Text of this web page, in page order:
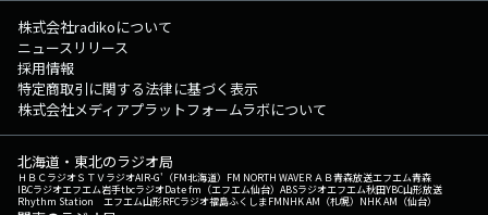
株式会社radikoについて
ニュースリリース
採用情報
特定商取引に関する法律に基づく表示
株式会社メディアプラットフォームラボについて
北海道・東北のラジオ局
ＨＢＣラジオＳＴＶラジオAIR-G'（FM北海道） FM NORTH WAVEＲＡＢ青森放送エフエム青森
IBCラジオエフエム岩手tbcラジオDate fm（エフエム仙台） ABSラジオエフエム秋田YBC山形放送
Rhythm Station エフエム山形RFCラジオ福島ふくしまFMNHK AM（札幌） NHK AM（仙台）